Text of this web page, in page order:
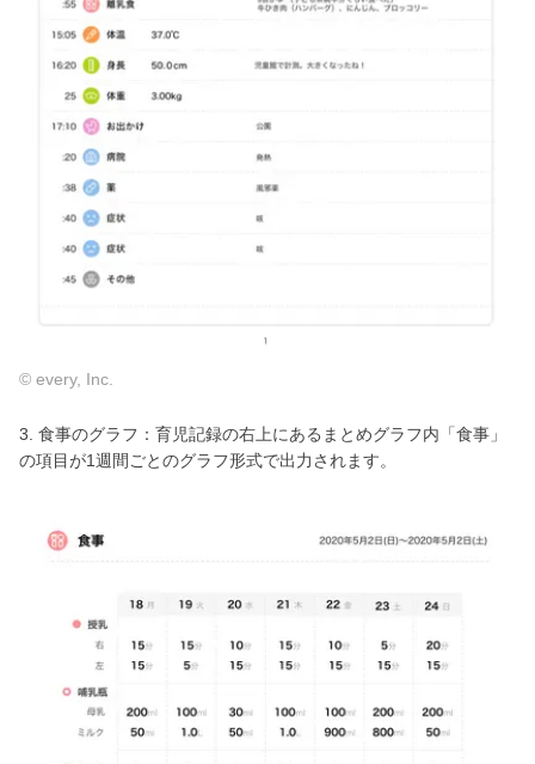
© every, Inc.
3. 食事のグラフ：育児記録の右上にあるまとめグラフ内「食事」
の項目が1週間ごとのグラフ形式で出力されます。